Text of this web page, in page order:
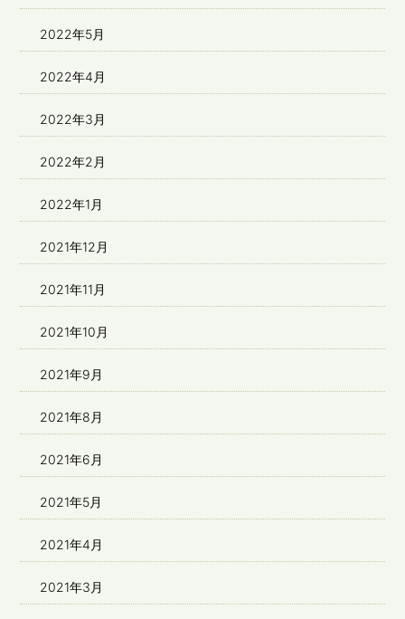
2022年5月
2022年4月
2022年3月
2022年2月
2022年1月
2021年12月
2021年11月
2021年10月
2021年9月
2021年8月
2021年6月
2021年5月
2021年4月
2021年3月